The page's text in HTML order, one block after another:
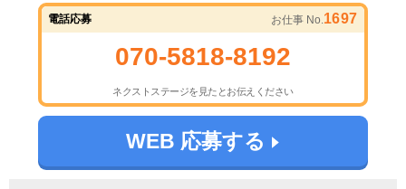
電話応募 お仕事 No.1697
070-5818-8192
ネクストステージを見たとお伝えください
WEB 応募する